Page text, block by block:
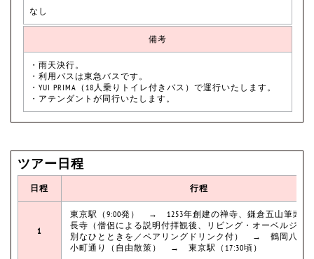
なし
備考
・雨天決行。
・利用バスは東急バスです。
・YUI PRIMA（18人乗りトイレ付きバス）で運行いたします。
・アテンダントが同行いたします。
ツアー日程
日程 行程
1
東京駅（9:00発） → 1253年創建の禅寺、鎌倉五山筆頭・
長寺（僧侶による説明付拝観後、リビング・オーベルジュ
別なひとときを／ペアリングドリンク付） → 鶴岡八幡
小町通り（自由散策） → 東京駅（17:30頃）